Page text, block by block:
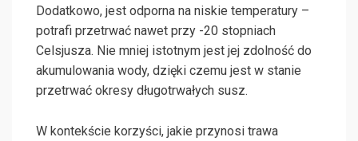
Dodatkowo, jest odporna na niskie temperatury –
potrafi przetrwać nawet przy -20 stopniach
Celsjusza. Nie mniej istotnym jest jej zdolność do
akumulowania wody, dzięki czemu jest w stanie
przetrwać okresy długotrwałych susz.
W kontekście korzyści, jakie przynosi trawa